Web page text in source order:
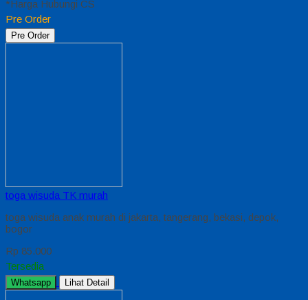
*Harga Hubungi CS
Pre Order
Pre Order
toga wisuda TK murah
toga wisuda anak murah di jakarta, tangerang, bekasi, depok,
bogor
Rp 85.000
Tersedia
Whatsapp Lihat Detail